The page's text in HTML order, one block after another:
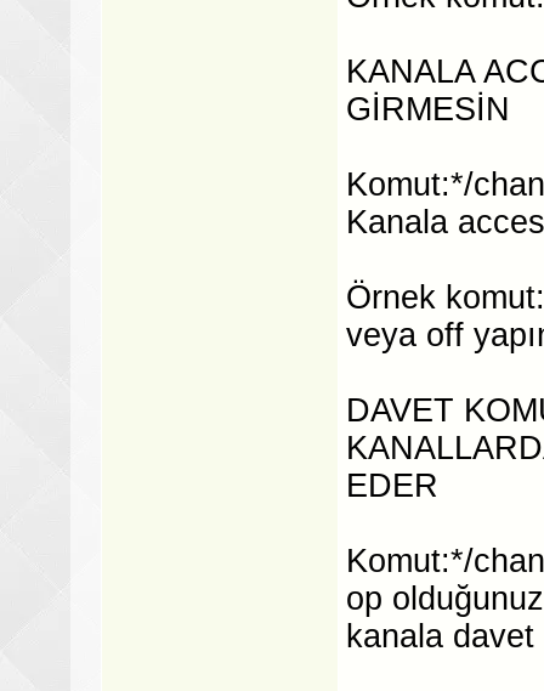
KANALA
GİRMESİN
Komut:*/
Kanala
Örnek
veya off
DAVET
EDER
Komut:*/
op
kanala davet